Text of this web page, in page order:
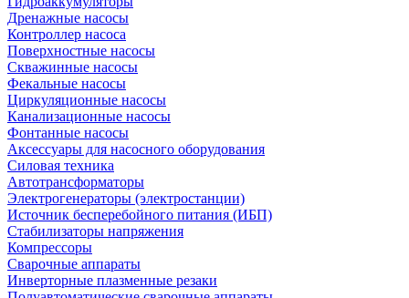
Дренажные насосы
Контроллер насоса
Поверхностные насосы
Скважинные насосы
Фекальные насосы
Циркуляционные насосы
Канализационные насосы
Фонтанные насосы
Аксессуары для насосного оборудования
Силовая техника
Автотрансформаторы
Электрогенераторы (электростанции)
Источник бесперебойного питания (ИБП)
Стабилизаторы напряжения
Компрессоры
Сварочные аппараты
Инверторные плазменные резаки